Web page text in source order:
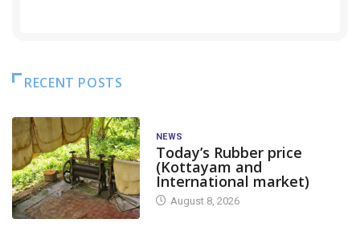
RECENT POSTS
NEWS
Today’s Rubber price
(Kottayam and
International market)
August 8, 2026